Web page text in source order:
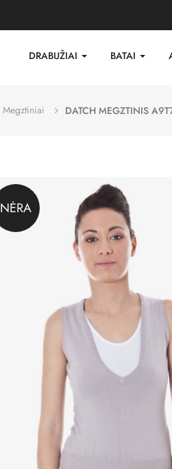
DRABUŽIAI BATAI
Megztiniai DATCH MEGZTINIS
NĖRA